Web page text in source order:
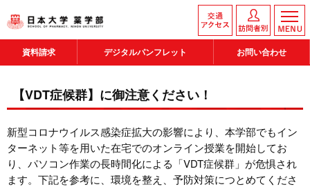
資料請求 デジタルパンフレット お問い合わせ
【VDT症候群】に御注意ください！
新型コロナウイルス感染症拡大の影響により、本学部でもイン
ターネット等を用いた在宅でのオンライン授業を開始してお
り、パソコン作業の長時間化による「VDT症候群」が危惧され
ます。下記を参考に、環境を整え、予防対策につとめてくださ